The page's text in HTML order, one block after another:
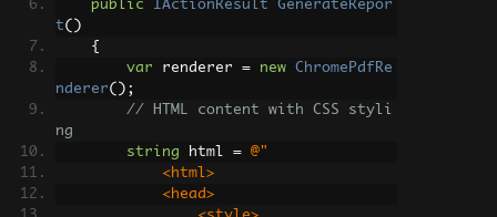
public
IActionResult
GenerateRepor
t()
{
var renderer = new
ChromePdfRe
nderer();
// HTML content with CSS styli
ng
string html =
@"
            <html>
            <head>